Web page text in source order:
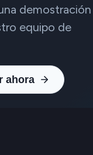
demostración
equipo de
ahora